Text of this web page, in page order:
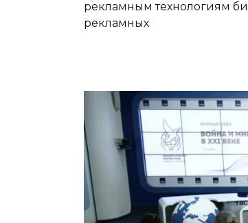
рекламным технологиям
рекламных